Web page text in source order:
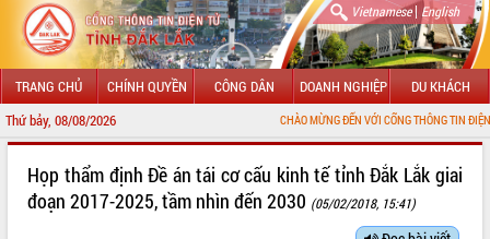
Vietnamese| English
TRANG CHỦ CHÍNH QUYỀN CÔNG DÂN DOANH NGHIỆP DU KHÁCH
Thứ bảy, 08/08/2026 CHÀO MỪNG ĐẾN VỚI CỔNG THÔNG TIN ĐIỆN TỬ TỈNH ĐẮK LẮK
LÃNH ĐẠO UBND TỈNH
Họp thẩm định Đề án tái cơ cấu kinh tế tỉnh Đắk Lắk giai
đoạn 2017-2025, tầm nhìn đến 2030 (05/02/2018, 15:41)